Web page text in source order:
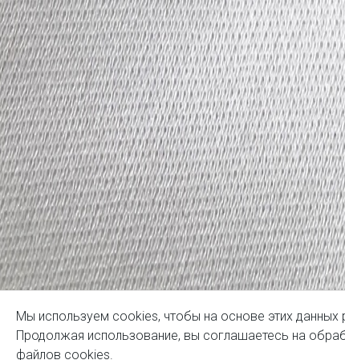
Мы используем cookies, чтобы на основе этих данных
Продолжая использование, вы соглашаетесь на
файлов cookies.